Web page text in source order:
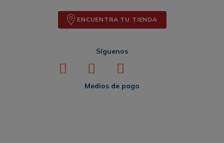
ENCUENTRA TU TIENDA
Síguenos
Medios de pago